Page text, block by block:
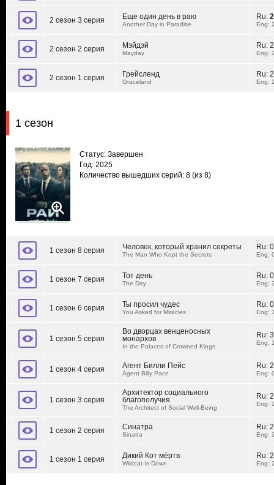
2 сезон 3 серия Еще один день в раю
Another Day in Paradise
Ru:
Eng:
2 сезон 2 серия Мэйдэй
Mayday
Ru:
Eng:
2 сезон 1 серия Грейсленд
Graceland
Ru:
Eng:
1 сезон
Статус: Завершен
Год: 2025
Количество вышедших серий: 8 (из 8)
1 сезон 8 серия Человек, который хранил секреты
The Man Who Kept the Secrets
Ru:
Eng:
1 сезон 7 серия Тот день
The Day
Ru:
Eng:
1 сезон 6 серия Ты просил чудес
You Asked for Miracles
Ru:
Eng:
1 сезон 5 серия
Во дворцах венценосных
монархов
In the Palaces of Crowned Kings
Ru:
Eng:
1 сезон 4 серия Агент Билли Пейс
Agent Billy Pace
Ru:
Eng:
1 сезон 3 серия
Архитектор социального
благополучия
The Architect of Social Well-Being
Ru:
Eng:
1 сезон 2 серия Синатра
Sinatra
Ru:
Eng:
1 сезон 1 серия Дикий Кот мёртв
Wildcat Is Down
Ru:
Eng: